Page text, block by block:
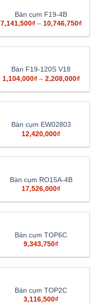
Bàn cụm F19-4B
7,141,500₫– 10,746,750₫
Bàn F19-120S V18
1,104,000₫– 2,208,000₫
Bàn cụm EW02803
12,420,000₫
Bàn cụm RO15A-4B
17,526,000₫
Bàn cụm TOP6C
9,343,750₫
Bàn cụm TOP2C
3,116,500₫